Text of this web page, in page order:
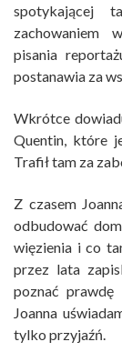
spotykającej
zachowaniem
pisania
postanawia za
Wkrótce
Quentin, które
Trafił tam za
Z czasem
odbudować
więzienia i co
przez lata
poznać
Joanna
tylko przyjaźń.